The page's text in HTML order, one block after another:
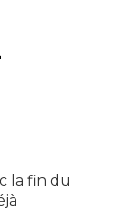
la fin du